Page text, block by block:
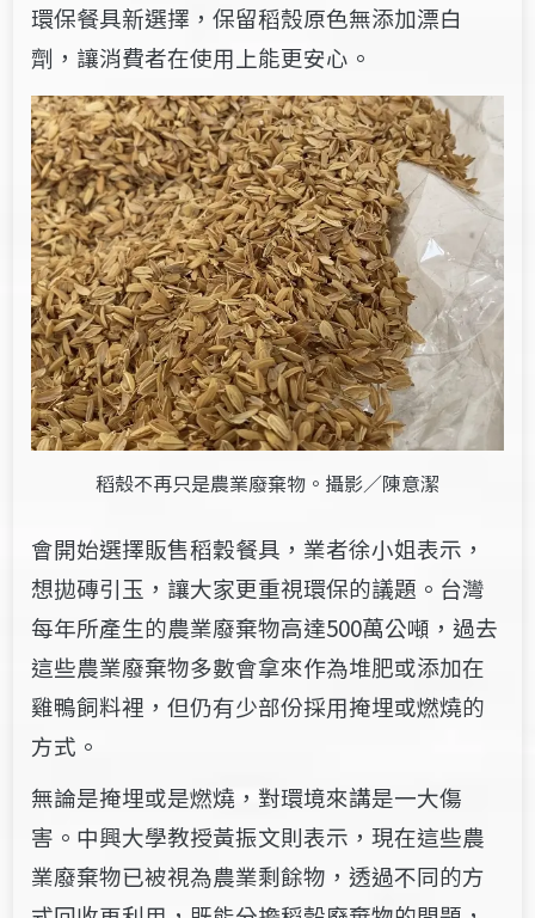
環保餐具新選擇，保留稻殼原色無添加漂白
劑，讓消費者在使用上能更安心。
稻殼不再只是農業廢棄物。攝影／陳意潔
會開始選擇販售稻穀餐具，業者徐小姐表示，
想拋磚引玉，讓大家更重視環保的議題。台灣
每年所產生的農業廢棄物高達500萬公噸，過去
這些農業廢棄物多數會拿來作為堆肥或添加在
雞鴨飼料裡，但仍有少部份採用掩埋或燃燒的
方式。
無論是掩埋或是燃燒，對環境來講是一大傷
害。中興大學教授黃振文則表示，現在這些農
業廢棄物已被視為農業剩餘物，透過不同的方